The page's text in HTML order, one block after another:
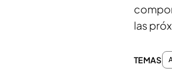
las
TEMAS